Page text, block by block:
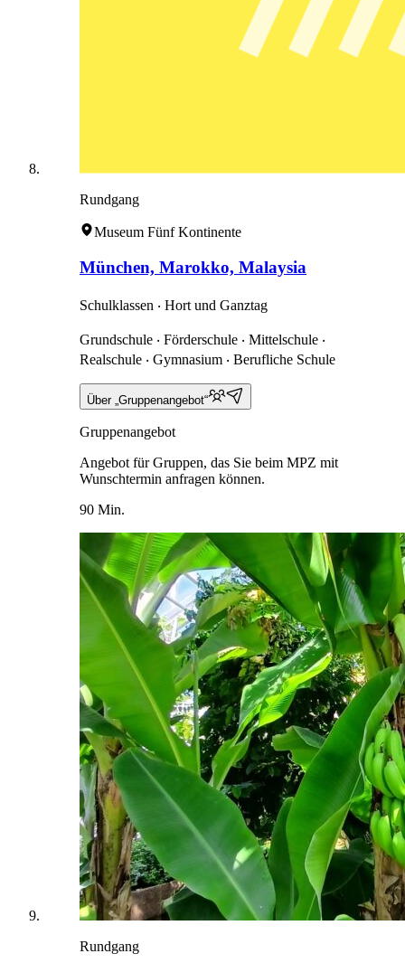
Rundgang
Museum Fünf Kontinente
München, Marokko, Malaysia
Schulklassen ‧ Hort und Ganztag
Grundschule ‧ Förderschule ‧ Mittelschule ‧
Realschule ‧ Gymnasium ‧ Berufliche Schule
Über „Gruppenangebot“
Gruppenangebot
Angebot für Gruppen, das Sie beim MPZ mit
Wunschtermin anfragen können.
90 Min.
Rundgang